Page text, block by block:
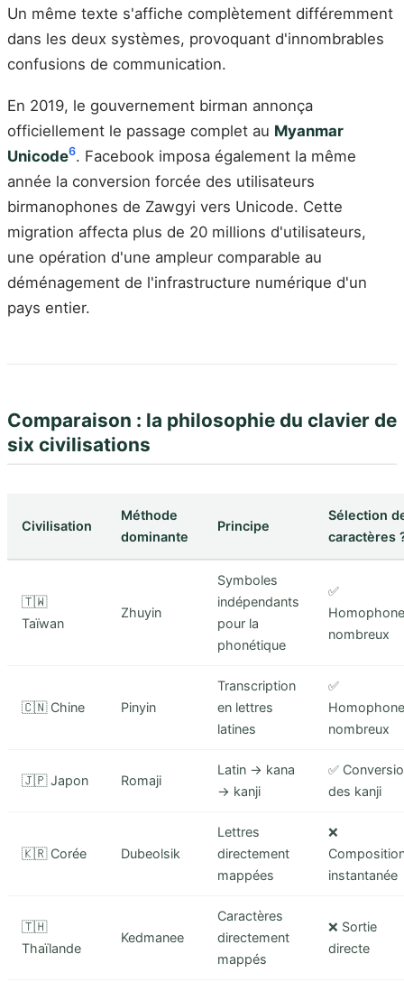
Un même texte s'affiche complètement différemment
dans les deux systèmes, provoquant d'innombrables
confusions de communication.
En 2019, le gouvernement birman annonça
officiellement le passage complet au Myanmar
Unicode6. Facebook imposa également la même
année la conversion forcée des utilisateurs
birmanophones de Zawgyi vers Unicode. Cette
migration affecta plus de 20 millions d'utilisateurs,
une opération d'une ampleur comparable au
déménagement de l'infrastructure numérique d'un
pays entier.
Comparaison : la philosophie du clavier de
six civilisations
Civilisation
Méthode
dominante
Principe
Sélection
caractères
🇹🇼
Taïwan
Zhuyin
Symboles
indépendants
pour la
phonétique
✅
nombreux
🇨🇳 Chine Pinyin
Transcription
en lettres
latines
✅
nombreux
🇯🇵 Japon Romaji
Latin → kana
→ kanji
✅
des kanji
🇰🇷 Corée Dubeolsik
Lettres
directement
mappées
❌
instantanée
🇹🇭
Thaïlande
Kedmanee
Caractères
directement
mappés
❌ Sortie
directe